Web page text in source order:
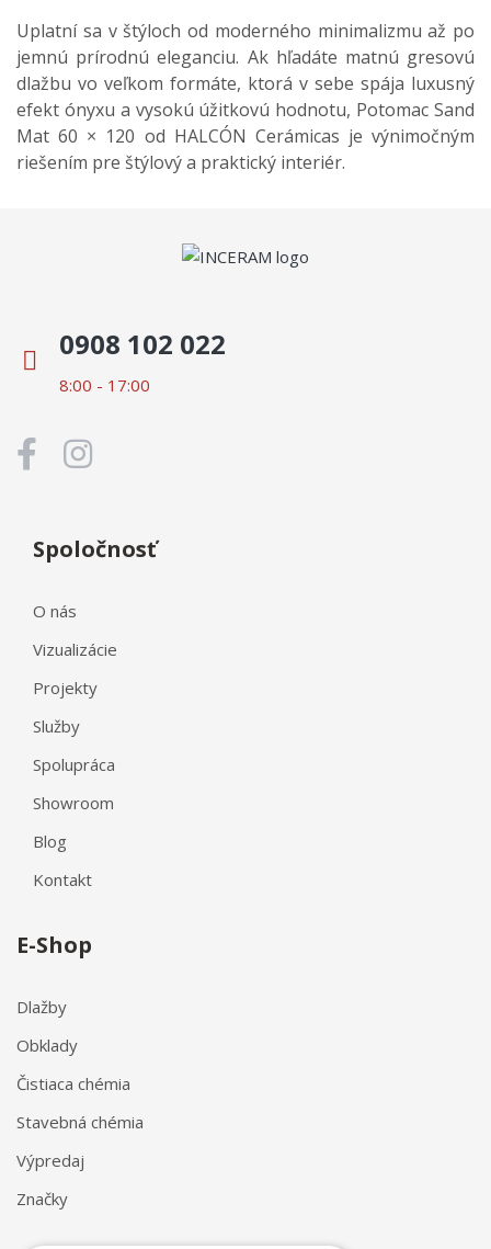
Uplatní sa v štýloch od moderného minimalizmu až po
jemnú prírodnú eleganciu. Ak hľadáte matnú gresovú
dlažbu vo veľkom formáte, ktorá v sebe spája luxusný
efekt ónyxu a vysokú úžitkovú hodnotu, Potomac Sand
Mat 60 × 120 od HALCÓN Cerámicas je výnimočným
riešením pre štýlový a praktický interiér.
0908 102 022
8:00 - 17:00
Spoločnosť
O nás
Vizualizácie
Projekty
Služby
Spolupráca
Showroom
Blog
Kontakt
E-Shop
Dlažby
Obklady
Čistiaca chémia
Stavebná chémia
Výpredaj
Značky